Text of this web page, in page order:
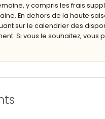
services inclus dans le prix
à repasser
serviettes
berceau (sur demande)
y compris les frais
En dehors de la haute
sur le calendrier des
Si vous le souhaitez,